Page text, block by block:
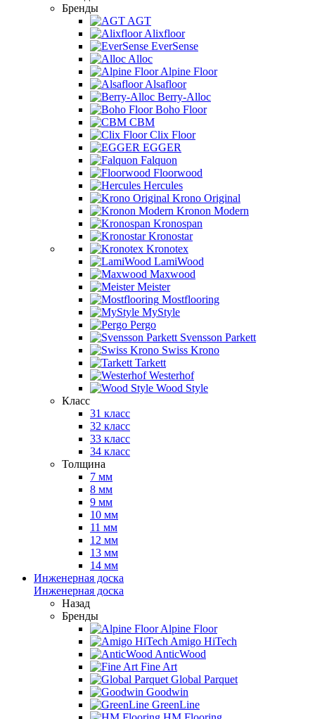
Бренды
AGT
Alixfloor
EverSense
Alloc
Alpine Floor
Alsafloor
Berry-Alloc
Boho Floor
CBM
Clix Floor
EGGER
Falquon
Floorwood
Hercules
Krono Original
Kronon Modern
Kronospan
Kronostar
Kronotex
LamiWood
Maxwood
Meister
Mostflooring
MyStyle
Pergo
Svensson Parkett
Swiss Krono
Tarkett
Westerhof
Wood Style
Класс
31 класс
32 класс
33 класс
34 класс
Толщина
7 мм
8 мм
9 мм
10 мм
11 мм
12 мм
13 мм
14 мм
Инженерная доска
Инженерная доска
Назад
Бренды
Alpine Floor
Amigo HiTech
AnticWood
Fine Art
Global Parquet
Goodwin
GreenLine